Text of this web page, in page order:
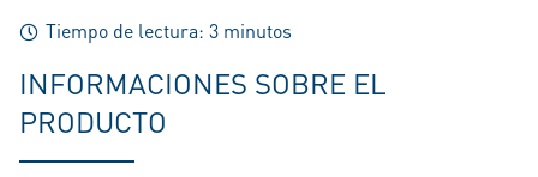
Tiempo de lectura: 3 minutos
INFORMACIONES SOBRE EL
PRODUCTO